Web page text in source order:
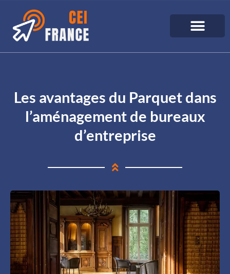
Les avantages du Parquet dans
l’aménagement de bureaux
d’entreprise